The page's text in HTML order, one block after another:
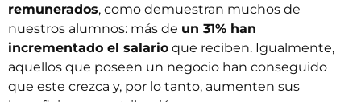
remunerados, como demuestran muchos de
nuestros alumnos: más de un 31% han
incrementado el salario que reciben. Igualmente,
aquellos que poseen un negocio han conseguido
que este crezca y, por lo tanto, aumenten sus